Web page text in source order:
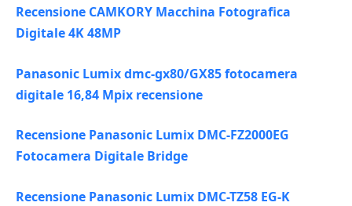
Recensione CAMKORY Macchina Fotografica
Digitale 4K 48MP
Panasonic Lumix dmc-gx80/GX85 fotocamera
digitale 16,84 Mpix recensione
Recensione Panasonic Lumix DMC-FZ2000EG
Fotocamera Digitale Bridge
Recensione Panasonic Lumix DMC-TZ58 EG-K